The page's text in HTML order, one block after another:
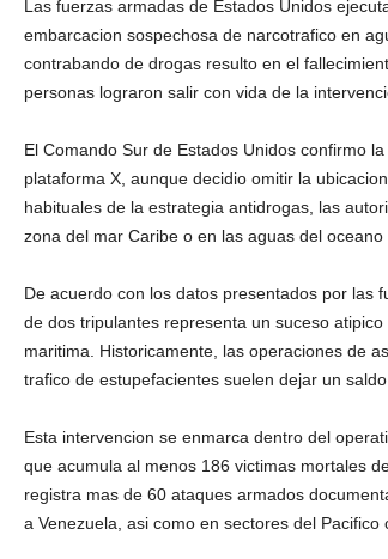
Las fuerzas armadas de Estados Unidos
embarcacion sospechosa de narcotrafico en
contrabando de drogas resulto en el
personas lograron salir con vida de la
El Comando Sur de Estados Unidos confirmo
plataforma X, aunque decidio omitir la
habituales de la estrategia antidrogas, las
zona del mar Caribe o en las aguas del oceano
De acuerdo con los datos presentados por las
de dos tripulantes representa un suceso
maritima. Historicamente, las operaciones de
trafico de estupefacientes suelen dejar un
Esta intervencion se enmarca dentro del
que acumula al menos 186 victimas mortales
registra mas de 60 ataques armados
a Venezuela, asi como en sectores del Pacifico